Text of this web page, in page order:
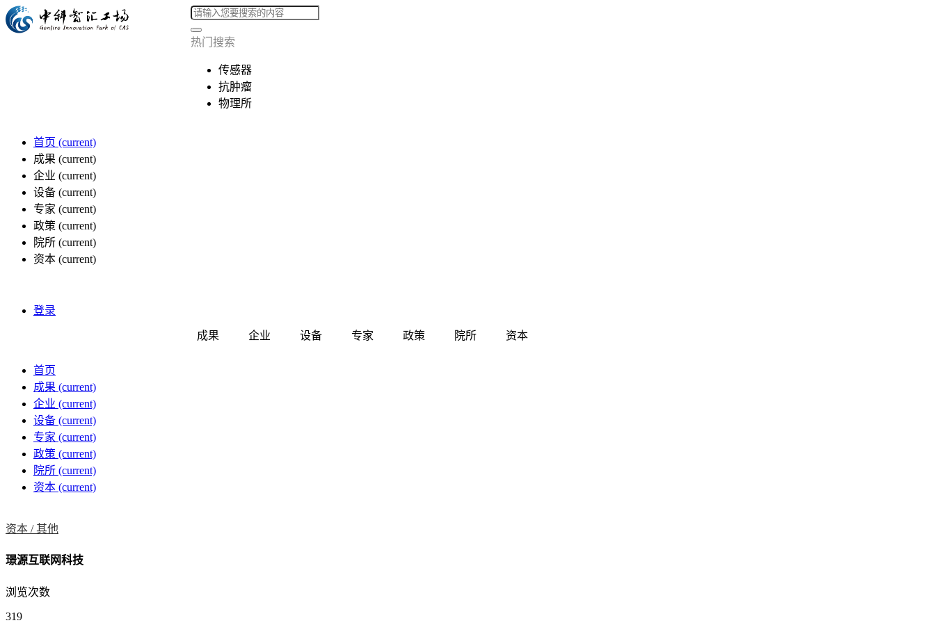
热门搜索
传感器
抗肿瘤
物理所
首页 (current)
成果 (current)
企业 (current)
设备 (current)
专家 (current)
政策 (current)
院所 (current)
资本 (current)
登录
成果 企业 设备 专家 政策 院所 资本
首页
成果 (current)
企业 (current)
设备 (current)
专家 (current)
政策 (current)
院所 (current)
资本 (current)
资本 /其他
璟源互联网科技
浏览次数
319